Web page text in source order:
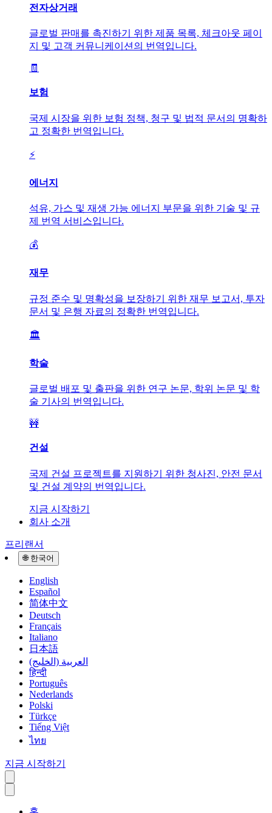
전자상거래
글로벌 판매를 촉진하기 위한 제품 목록, 체크아웃 페이
지 및 고객 커뮤니케이션의 번역입니다.
🧾
보험
국제 시장을 위한 보험 정책, 청구 및 법적 문서의 명확하
고 정확한 번역입니다.
⚡
에너지
석유, 가스 및 재생 가능 에너지 부문을 위한 기술 및 규
제 번역 서비스입니다.
💰
재무
규정 준수 및 명확성을 보장하기 위한 재무 보고서, 투자
문서 및 은행 자료의 정확한 번역입니다.
🏛️
학술
글로벌 배포 및 출판을 위한 연구 논문, 학위 논문 및 학
술 기사의 번역입니다.
🚧
건설
국제 건설 프로젝트를 지원하기 위한 청사진, 안전 문서
및 건설 계약의 번역입니다.
지금 시작하기
회사 소개
프리랜서
🌐 한국어
English
Español
简体中文
Deutsch
Français
Italiano
日本語
العربية (الخليج)
हिन्दी
Português
Nederlands
Polski
Türkçe
Tiếng Việt
ไทย
지금 시작하기